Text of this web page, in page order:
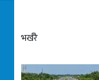
भर्खरै